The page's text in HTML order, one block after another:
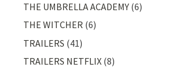
THE UMBRELLA ACADEMY (6)
THE WITCHER (6)
TRAILERS (41)
TRAILERS NETFLIX (8)